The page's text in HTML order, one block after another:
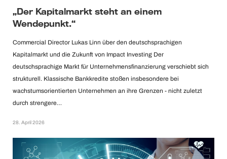
„Der Kapitalmarkt steht an einem
Wendepunkt.“
Commercial Director Lukas Linn über den deutschsprachigen
Kapitalmarkt und die Zukunft von Impact Investing Der
deutschsprachige Markt für Unternehmensfinanzierung verschiebt sich
strukturell. Klassische Bankkredite stoßen insbesondere bei
wachstumsorientierten Unternehmen an ihre Grenzen - nicht zuletzt
durch strengere…
28. April 2026